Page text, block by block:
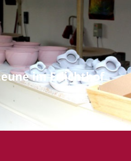
im Erlichthof